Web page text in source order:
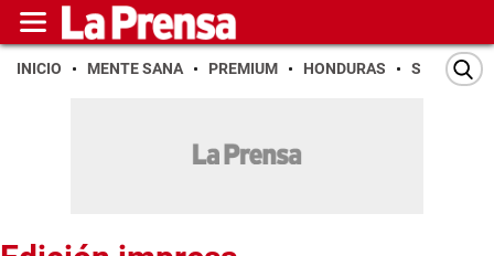
INICIO MENTE SANA PREMIUM HONDURAS SAN PEDRO